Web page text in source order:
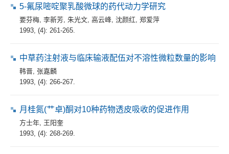
5-氟尿嘧啶聚乳酸微球的药代动力学研究
要芬梅 李新芳 朱光文 高云峰 沈颜红 郑爱萍
1993, (4): 261-265.
中草药注射液与临床输液配伍对不溶性微粒数量的影响
韩晋 张嘉麟
1993, (4): 266-267.
月桂氮(艹卓)酮对10种药物透皮吸收的促进作用
方士年 王阳奎
1993, (4): 268-269.